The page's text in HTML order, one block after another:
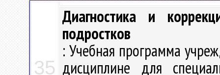
35
Диагностика и
подростков
: Учебная программа
дисциплине для